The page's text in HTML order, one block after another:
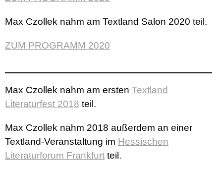
Max Czollek nahm am Textland Salon 2020 teil.
ZUM PROGRAMM 2020
Max Czollek nahm am ersten Textland
Literaturfest 2018 teil.
Max Czollek nahm 2018 außerdem an einer
Textland-Veranstaltung im Hessischen
Literaturforum Frankfurt teil.